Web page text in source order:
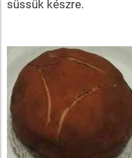
süssük készre.